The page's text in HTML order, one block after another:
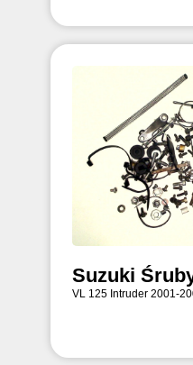
Suzuki
VL 125 Intruder 2001-